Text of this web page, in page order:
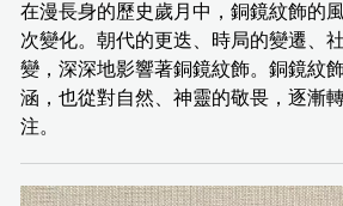
在漫長身的歷史歲月中，銅鏡紋飾的
次變化。朝代的更迭、時局的變遷、
變，深深地影響著銅鏡紋飾。銅鏡紋
涵，也從對自然、神靈的敬畏，逐漸
注。